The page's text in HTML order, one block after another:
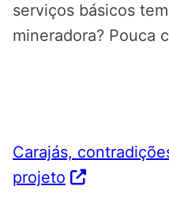
serviços básicos
mineradora? Pouca
Carajás,
projeto